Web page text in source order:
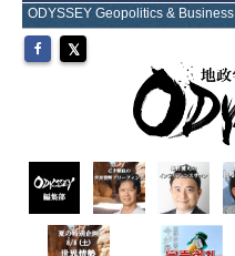
ODYSSEY Geopolitics & Business